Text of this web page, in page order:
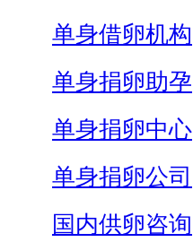
单身借卵机构
单身捐卵助孕
单身捐卵中心
单身捐卵公司
国内供卵咨询